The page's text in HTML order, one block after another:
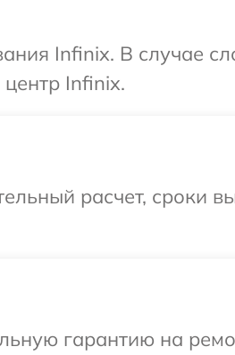
Infinix. В случае
Infinix.
расчет, сроки
гарантию на